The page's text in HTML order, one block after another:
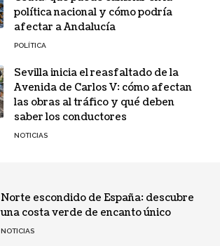
política nacional y cómo podría
afectar a Andalucía
POLÍTICA
Sevilla inicia el reasfaltado de la
Avenida de Carlos V: cómo afectan
las obras al tráfico y qué deben
saber los conductores
NOTICIAS
Norte escondido de España: descubre
una costa verde de encanto único
NOTICIAS